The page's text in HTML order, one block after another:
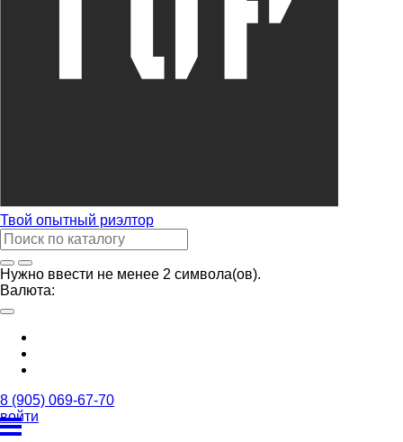
Твой опытный риэлтор
Нужно ввести не менее 2 символа(ов).
Валюта:
8 (905) 069-67-70
войти